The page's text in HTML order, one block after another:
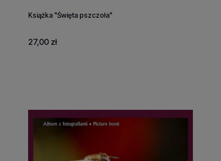
Książka "Święta pszczoła"
27,00 zł